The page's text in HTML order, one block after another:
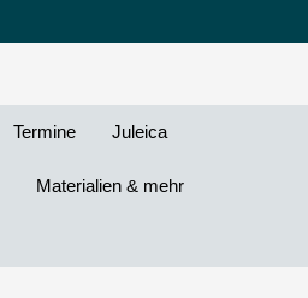
Preheader
Termine Juleica
Materialien & mehr